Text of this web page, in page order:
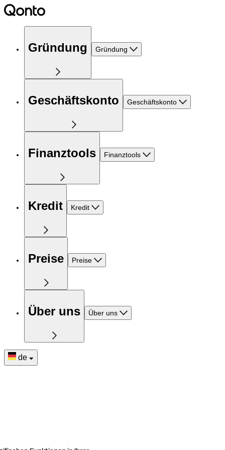
Gründung Gründung
Geschäftskonto Geschäftskonto
Finanztools Finanztools
Kredit Kredit
Preise Preise
Über uns Über uns
de